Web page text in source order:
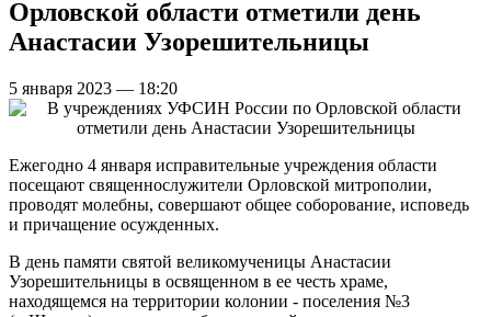
Орловской области отметили день
Анастасии Узорешительницы
5 января 2023 — 18:20
Ежегодно 4 января исправительные учреждения области
посещают священнослужители Орловской митрополии,
проводят молебны, совершают общее соборование, исповедь
и причащение осужденных.
В день памяти святой великомученицы Анастасии
Узорешительницы в освященном в ее честь храме,
находящемся на территории колонии - поселения №3